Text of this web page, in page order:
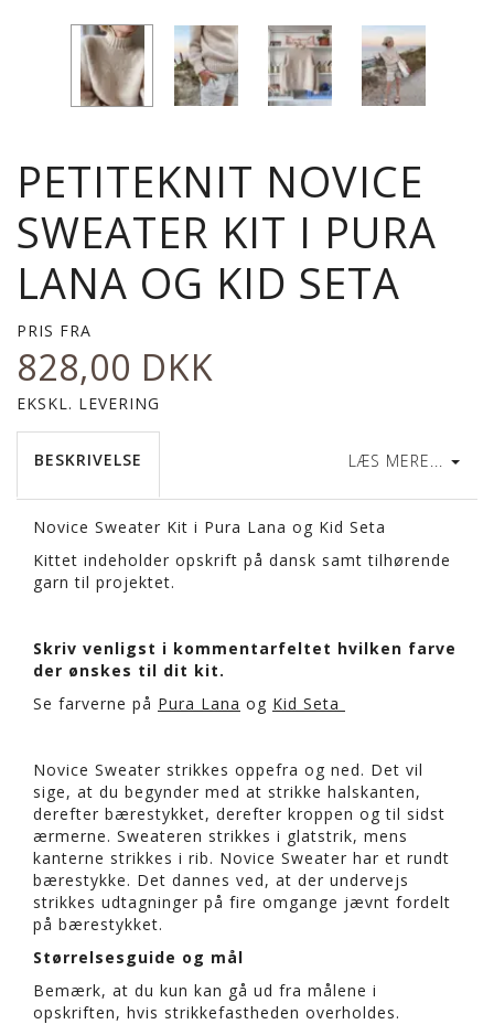
PETITEKNIT NOVICE
SWEATER KIT I PURA
LANA OG KID SETA
PRIS FRA
828,00 DKK
EKSKL. LEVERING
LÆS MERE...
BESKRIVELSE
Novice Sweater Kit i Pura Lana og Kid Seta
Kittet indeholder opskrift på dansk samt tilhørende
garn til projektet.
Skriv venligst i kommentarfeltet hvilken farve
der ønskes til dit kit.
Se farverne på Pura Lana og Kid Seta
Novice Sweater strikkes oppefra og ned. Det vil
sige, at du begynder med at strikke halskanten,
derefter bærestykket, derefter kroppen og til sidst
ærmerne. Sweateren strikkes i glatstrik, mens
kanterne strikkes i rib. Novice Sweater har et rundt
bærestykke. Det dannes ved, at der undervejs
strikkes udtagninger på fire omgange jævnt fordelt
på bærestykket.
Størrelsesguide og mål
Bemærk, at du kun kan gå ud fra målene i
opskriften, hvis strikkefastheden overholdes.